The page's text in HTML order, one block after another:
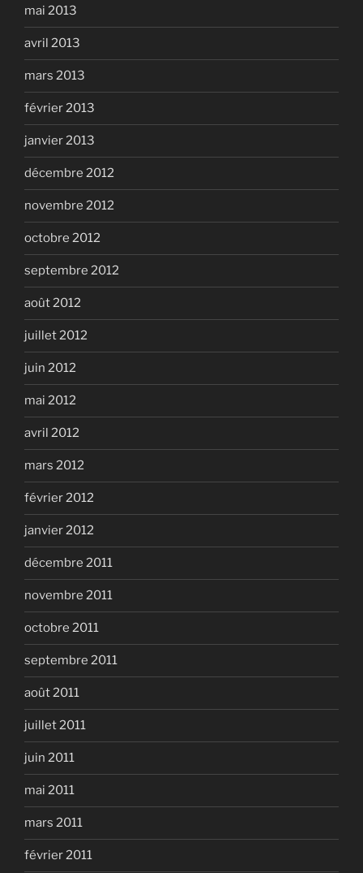
mai 2013
avril 2013
mars 2013
février 2013
janvier 2013
décembre 2012
novembre 2012
octobre 2012
septembre 2012
août 2012
juillet 2012
juin 2012
mai 2012
avril 2012
mars 2012
février 2012
janvier 2012
décembre 2011
novembre 2011
octobre 2011
septembre 2011
août 2011
juillet 2011
juin 2011
mai 2011
mars 2011
février 2011